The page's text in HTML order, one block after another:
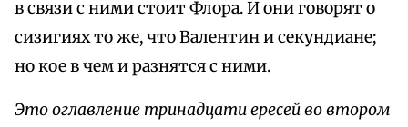
в связи с ними стоит Флора. И они говорят о
сизигиях то же, что Валентин и секундиане;
но кое в чем и разнятся с ними.
Это оглавление тринадцати ересей во втором